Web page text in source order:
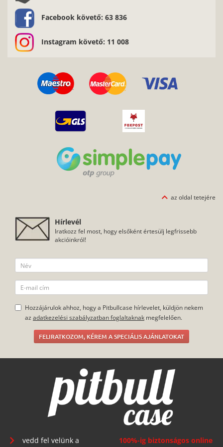
Facebook követő: 63 836
Instagram követő: 11 008
az oldal tetejére
Hírlevél
Iratkozz fel most, hogy elsőként értesülj legfrissebb
akcióinkról!
Hozzájárulok ahhoz, hogy a Pitbullcase hírlevelet, küldjön nekem
az adatkezelési szabályzatban foglaltaknak megfelelően.
FELIRATKOZOM, KÉREM A SPECIÁLIS AJÁNLATOKAT
vedd fel velünk a
100%-ig biztonságos online